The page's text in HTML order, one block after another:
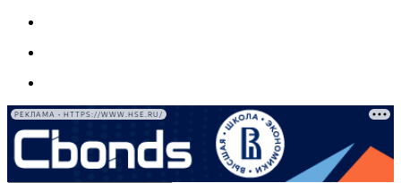
РЕКЛАМА • HTTPS://WWW.HSE.RU/